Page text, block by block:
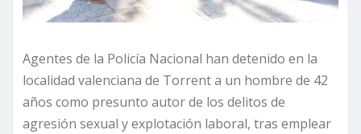
Agentes de la Policía Nacional han detenido en la
localidad valenciana de Torrent a un hombre de 42
años como presunto autor de los delitos de
agresión sexual y explotación laboral, tras emplear